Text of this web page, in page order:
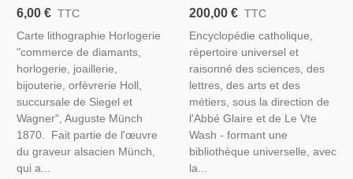
Bombardement De
Orfèvrerie Holl, Münch, 1871
- Guerre Franco-Prussienne,
6,00 € TTC
Carte lithographie Horlogerie
"commerce de diamants,
horlogerie, joaillerie,
bijouterie, orfèvrerie Holl,
succursale de Siegel et
Wagner", Auguste Münch
1870. Fait partie de l'œuvre
du graveur alsacien Münch,
qui a...
Encyclopédie Catholique,
1841, Tome 8 - Trains,
Industrie XIXe Siècle
200,00 € TTC
Encyclopédie catholique,
répertoire universel et
raisonné des sciences, des
lettres, des arts et des
métiers, sous la direction de
l'Abbé Glaire et de Le Vte
Wash - formant une
bibliothèque universelle, avec
la...